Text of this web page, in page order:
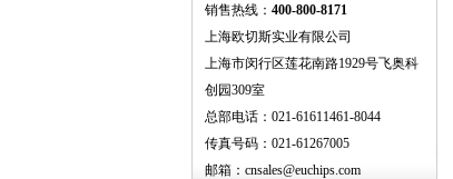
销售热线： 400-800-8171
上海欧切斯实业有限公司
上海市闵行区莲花南路1929号飞奥科
创园309室
总部电话：021-61611461-8044
传真号码：021-61267005
邮箱：cnsales@euchips.com